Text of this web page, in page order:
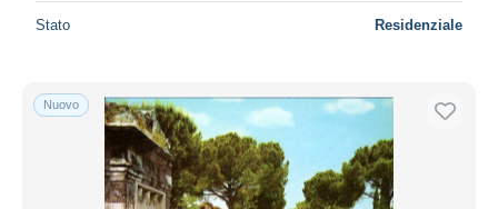
Stato Residenziale
Nuovo